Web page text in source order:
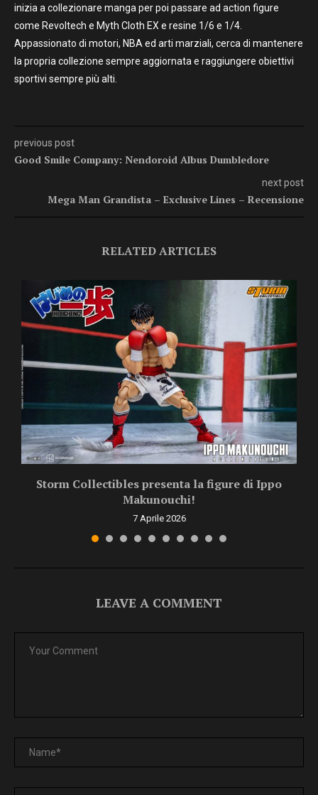
inizia a collezionare manga per poi passare ad action figure
come Revoltech e Myth Cloth EX e resine 1/6 e 1/4.
Appassionato di motori, NBA ed arti marziali, cerca di mantenere
la propria collezione sempre aggiornata e raggiungere obiettivi
sportivi sempre più alti.
previous post
Good Smile Company: Nendoroid Albus Dumbledore
next post
Mega Man Grandista – Exclusive Lines – Recensione
RELATED ARTICLES
Storm Collectibles presenta la figure di Ippo
Makunouchi!
7 Aprile 2026
LEAVE A COMMENT